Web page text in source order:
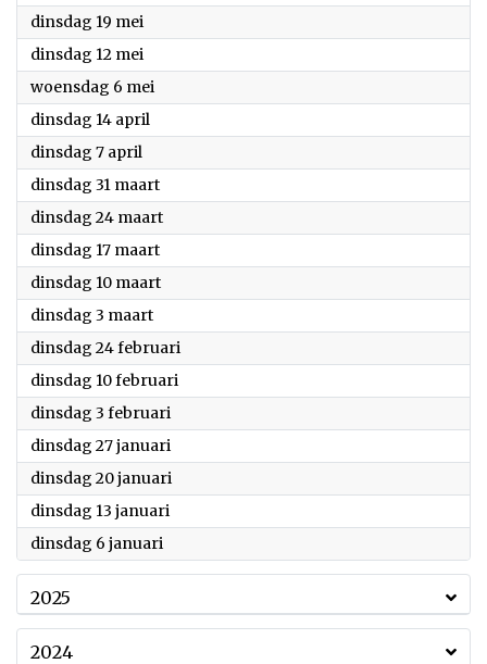
dinsdag 19 mei
dinsdag 12 mei
woensdag 6 mei
dinsdag 14 april
dinsdag 7 april
dinsdag 31 maart2026
dinsdag 24 maart2026
dinsdag 17 maart2026
dinsdag 10 maart2026
dinsdag 3 maart2026
dinsdag 24 februari
dinsdag 10 februari
dinsdag 3 februari
dinsdag 27 januari
dinsdag 20 januari
dinsdag 13 januari
dinsdag 6 januari
2025
2024